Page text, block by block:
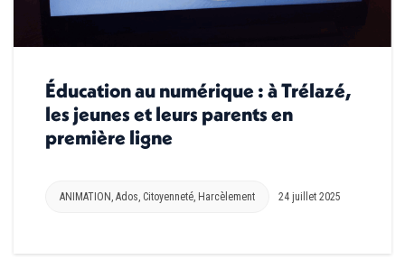
Éducation au numérique : à Trélazé,
les jeunes et leurs parents en
première ligne
ANIMATION Ados Citoyenneté Harcèlement 24 juillet 2025